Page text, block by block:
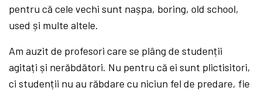
pentru că cele vechi sunt nașpa, boring, old school,
used și multe altele.
Am auzit de profesori care se plâng de studenții
agitați și nerăbdători. Nu pentru că ei sunt plictisitori,
ci studenții nu au răbdare cu niciun fel de predare, fie